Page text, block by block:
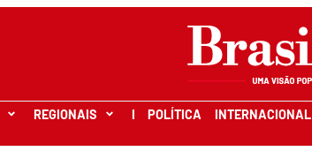
REGIONAIS I POLÍTICA INTERNACIONAL